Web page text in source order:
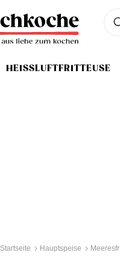
HEISSLUFTFRITTEUSE
Was
Startseite Hauptspeise